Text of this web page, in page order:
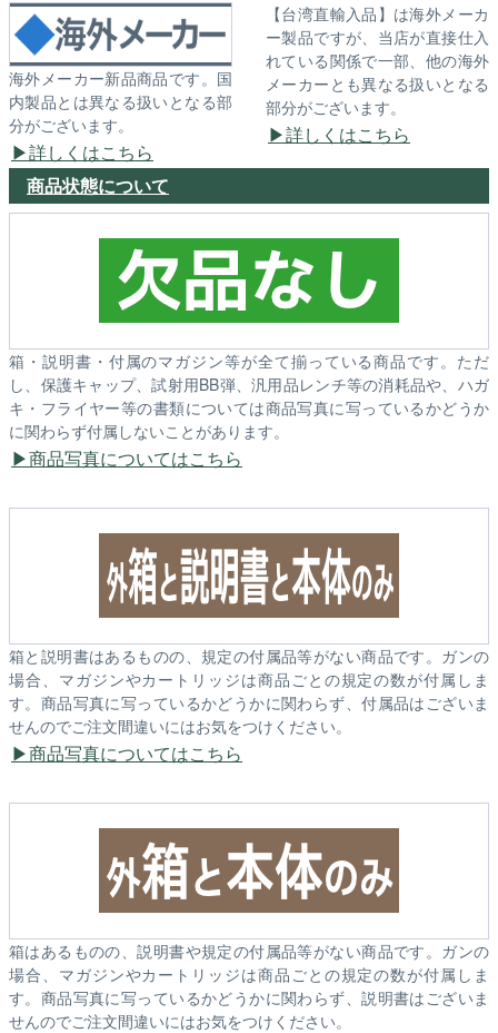
海外メーカー新品商品です。国
内製品とは異なる扱いとなる部
分がございます。
詳しくはこちら
【台湾直輸入品】は海外メーカ
ー製品ですが、当店が直接仕入
れている関係で一部、他の海外
メーカーとも異なる扱いとなる
部分がございます。
詳しくはこちら
商品状態について
箱・説明書・付属のマガジン等が全て揃っている商品です。ただ
し、保護キャップ、試射用BB弾、汎用品レンチ等の消耗品や、ハガ
キ・フライヤー等の書類については商品写真に写っているかどうか
に関わらず付属しないことがあります。
商品写真についてはこちら
箱と説明書はあるものの、規定の付属品等がない商品です。ガンの
場合、マガジンやカートリッジは商品ごとの規定の数が付属しま
す。商品写真に写っているかどうかに関わらず、付属品はございま
せんのでご注文間違いにはお気をつけください。
商品写真についてはこちら
箱はあるものの、説明書や規定の付属品等がない商品です。ガンの
場合、マガジンやカートリッジは商品ごとの規定の数が付属しま
す。商品写真に写っているかどうかに関わらず、説明書はございま
せんのでご注文間違いにはお気をつけください。